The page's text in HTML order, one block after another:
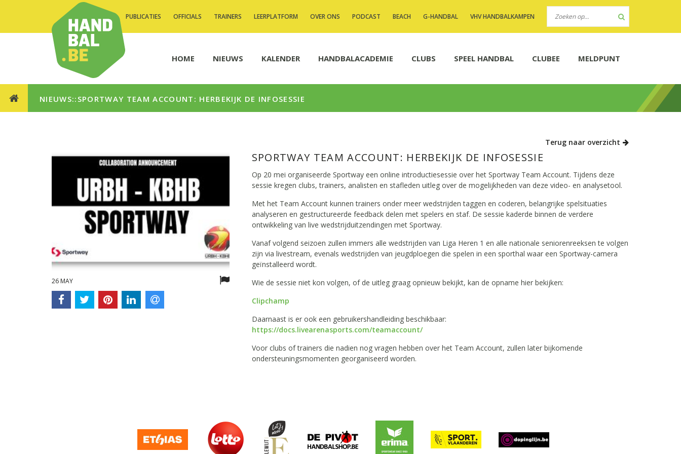
PUBLICATIES OFFICIALS TRAINERS LEERPLATFORM OVER ONS PODCAST BEACH G-HANDBAL VHV HANDBALKAMPEN
HOME NIEUWS KALENDER HANDBALACADEMIE CLUBS SPEEL HANDBAL CLUBEE MELDPUNT
NIEUWS::SPORTWAY TEAM ACCOUNT: HERBEKIJK DE INFOSESSIE
Terug naar overzicht
26 MAY
SPORTWAY TEAM ACCOUNT: HERBEKIJK DE INFOSESSIE
Op 20 mei organiseerde Sportway een online introductiesessie over het Sportway Team Account. Tijdens deze
sessie kregen clubs, trainers, analisten en stafleden uitleg over de mogelijkheden van deze video- en analysetool.
Met het Team Account kunnen trainers onder meer wedstrijden taggen en coderen, belangrijke spelsituaties
analyseren en gestructureerde feedback delen met spelers en staf. De sessie kaderde binnen de verdere
ontwikkeling van live wedstrijduitzendingen met Sportway.
Vanaf volgend seizoen zullen immers alle wedstrijden van Liga Heren 1 en alle nationale seniorenreeksen te volgen
zijn via livestream, evenals wedstrijden van jeugdploegen die spelen in een sporthal waar een Sportway-camera
geïnstalleerd wordt.
Wie de sessie niet kon volgen, of de uitleg graag opnieuw bekijkt, kan de opname hier bekijken:
Clipchamp
Daarnaast is er ook een gebruikershandleiding beschikbaar:
https://docs.livearenasports.com/teamaccount/
Voor clubs of trainers die nadien nog vragen hebben over het Team Account, zullen later bijkomende
ondersteuningsmomenten georganiseerd worden.